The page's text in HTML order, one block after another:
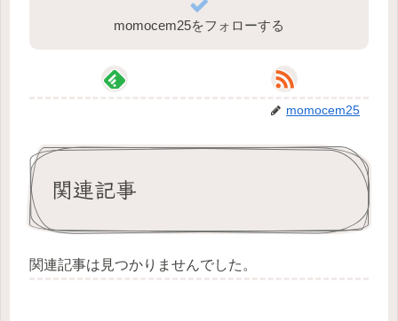
momocem25をフォローする
momocem25
関連記事
関連記事は見つかりませんでした。